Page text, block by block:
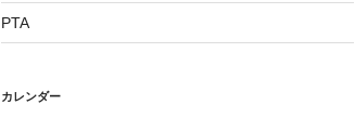
PTA
カレンダー